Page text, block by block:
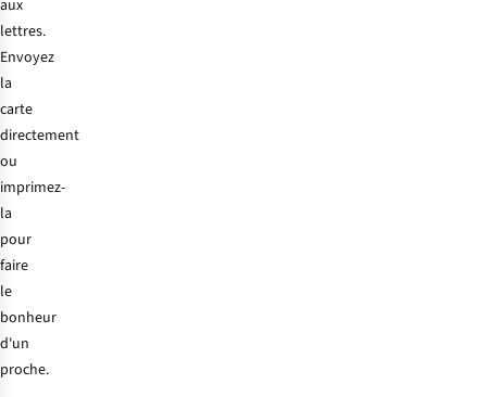
aux
lettres.
Envoyez
la
carte
directement
ou
imprimez-
la
pour
faire
le
bonheur
d'un
proche.